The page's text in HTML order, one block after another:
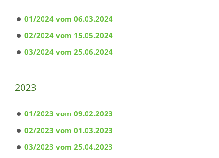
01/2024 vom 06.03.2024
02/2024 vom 15.05.2024
03/2024 vom 25.06.2024
2023
01/2023 vom 09.02.2023
02/2023 vom 01.03.2023
03/2023 vom 25.04.2023